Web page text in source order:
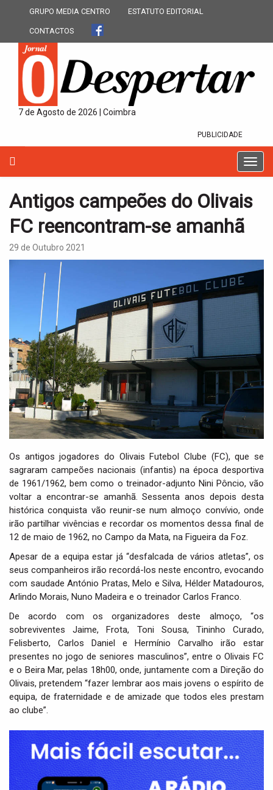
GRUPO MEDIA CENTRO ESTATUTO EDITORIAL
CONTACTOS
7 de Agosto de 2026 | Coimbra
PUBLICIDADE
T
o
g
g
n
Antigos campeões do Olivais
FC reencontram-se amanhã
29 de Outubro 2021
Os antigos jogadores do Olivais Futebol Clube (FC), que se
sagraram campeões nacionais (infantis) na época desportiva
de 1961/1962, bem como o treinador-adjunto Nini Pôncio, vão
voltar a encontrar-se amanhã. Sessenta anos depois desta
histórica conquista vão reunir-se num almoço convívio, onde
irão partilhar vivências e recordar os momentos dessa final de
12 de maio de 1962, no Campo da Mata, na Figueira da Foz.
Apesar de a equipa estar já “desfalcada de vários atletas”, os
seus companheiros irão recordá-los neste encontro, evocando
com saudade António Pratas, Melo e Silva, Hélder Matadouros,
Arlindo Morais, Nuno Madeira e o treinador Carlos Franco.
De acordo com os organizadores deste almoço, “os
sobreviventes Jaime, Frota, Toni Sousa, Tininho Curado,
Felisberto, Carlos Daniel e Hermínio Carvalho irão estar
presentes no jogo de seniores masculinos”, entre o Olivais FC
e o Beira Mar, pelas 18h00, onde, juntamente com a Direção do
Olivais, pretendem “fazer lembrar aos mais jovens o espírito de
equipa, de fraternidade e de amizade que todos eles prestam
ao clube”.